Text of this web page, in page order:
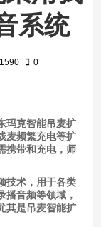
系统
1590 0
玛克智能吊麦扩
麦频繁充电等扩
携带和充电，师
技术，用于各类
播音频等领域，
其是吊麦智能扩